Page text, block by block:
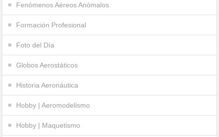
Fenómenos Aéreos Anómalos
Formación Profesional
Foto del Día
Globos Aerostáticos
Historia Aeronáutica
Hobby | Aeromodelismo
Hobby | Maquetismo